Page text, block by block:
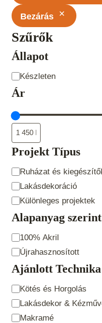
Bezárás
Szűrők
Állapot
Állapot
Készleten
Ár
Projekt Típus
Projekt
Típus
Ruházat és
Lakásdekoráció
Különleges projektek
Alapanyag szerint
Alapanyag
szerint
100% Akril
Újrahasznosított
Ajánlott Technika
Ajánlott
Technika
Kötés és Horgolás
Lakásdekor &
Makramé